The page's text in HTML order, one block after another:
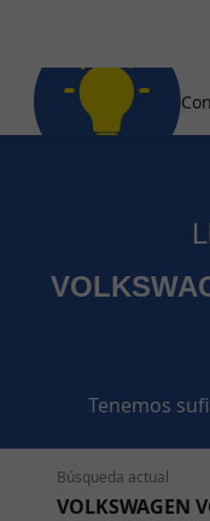
Tenemos
Búsqueda actual
VOLKSWAGEN